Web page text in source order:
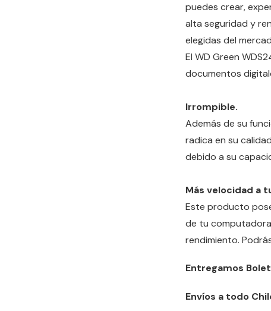
puedes crear,
alta seguridad y
elegidas del
El WD Green
documentos
Irrompible.
Además de su
radica en su
debido a su
Más velocidad a
Este producto
de tu
rendimiento.
Entregamos
Envíos a todo